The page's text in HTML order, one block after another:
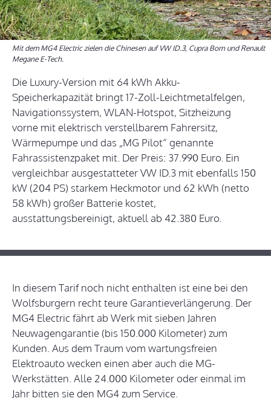
Mit dem MG4 Electric zielen die Chinesen auf VW ID.3, Cupra Born und Renault
Megane E-Tech.
Die Luxury-Version mit 64 kWh Akku-
Speicherkapazität bringt 17-Zoll-Leichtmetalfelgen,
Navigationssystem, WLAN-Hotspot, Sitzheizung
vorne mit elektrisch verstellbarem Fahrersitz,
Wärmepumpe und das „MG Pilot“ genannte
Fahrassistenzpaket mit. Der Preis: 37.990 Euro. Ein
vergleichbar ausgestatteter VW ID.3 mit ebenfalls 150
kW (204 PS) starkem Heckmotor und 62 kWh (netto
58 kWh) großer Batterie kostet,
ausstattungsbereinigt, aktuell ab 42.380 Euro.
In diesem Tarif noch nicht enthalten ist eine bei den
Wolfsburgern recht teure Garantieverlängerung. Der
MG4 Electric fährt ab Werk mit sieben Jahren
Neuwagengarantie (bis 150.000 Kilometer) zum
Kunden. Aus dem Traum vom wartungsfreien
Elektroauto wecken einen aber auch die MG-
Werkstätten. Alle 24.000 Kilometer oder einmal im
Jahr bitten sie den MG4 zum Service.